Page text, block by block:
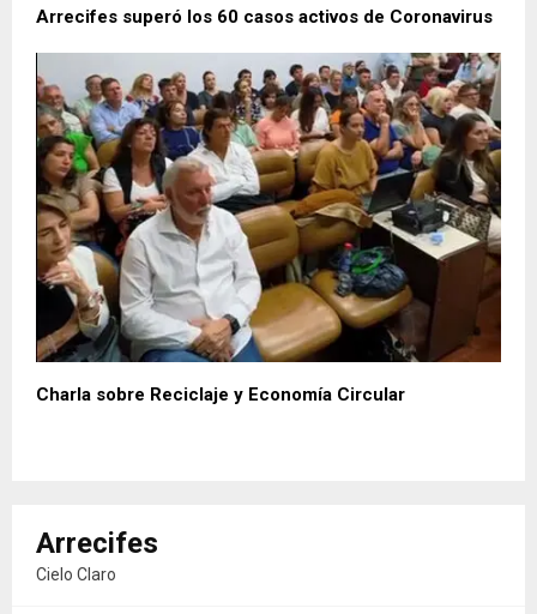
Arrecifes superó los 60 casos activos de Coronavirus
Charla sobre Reciclaje y Economía Circular
Arrecifes
Cielo Claro